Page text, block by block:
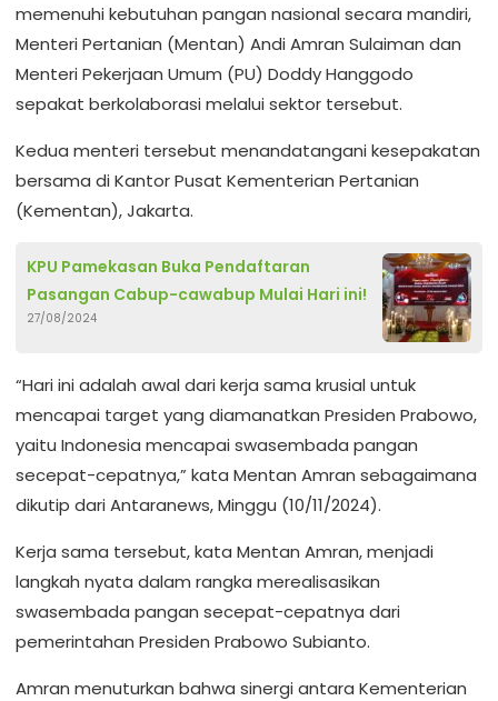
memenuhi kebutuhan pangan nasional secara mandiri,
Menteri Pertanian (Mentan) Andi Amran Sulaiman dan
Menteri Pekerjaan Umum (PU) Doddy Hanggodo
sepakat berkolaborasi melalui sektor tersebut.
Kedua menteri tersebut menandatangani kesepakatan
bersama di Kantor Pusat Kementerian Pertanian
(Kementan), Jakarta.
KPU Pamekasan Buka Pendaftaran
Pasangan Cabup-cawabup Mulai Hari ini!
27/08/2024
“Hari ini adalah awal dari kerja sama krusial untuk
mencapai target yang diamanatkan Presiden Prabowo,
yaitu Indonesia mencapai swasembada pangan
secepat-cepatnya,” kata Mentan Amran sebagaimana
dikutip dari Antaranews, Minggu (10/11/2024).
Kerja sama tersebut, kata Mentan Amran, menjadi
langkah nyata dalam rangka merealisasikan
swasembada pangan secepat-cepatnya dari
pemerintahan Presiden Prabowo Subianto.
Amran menuturkan bahwa sinergi antara Kementerian